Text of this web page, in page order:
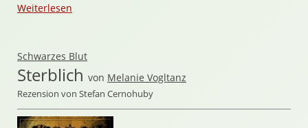
Weiterlesen
Schwarzes Blut
Sterblich von Melanie Vogltanz
Rezension von Stefan Cernohuby